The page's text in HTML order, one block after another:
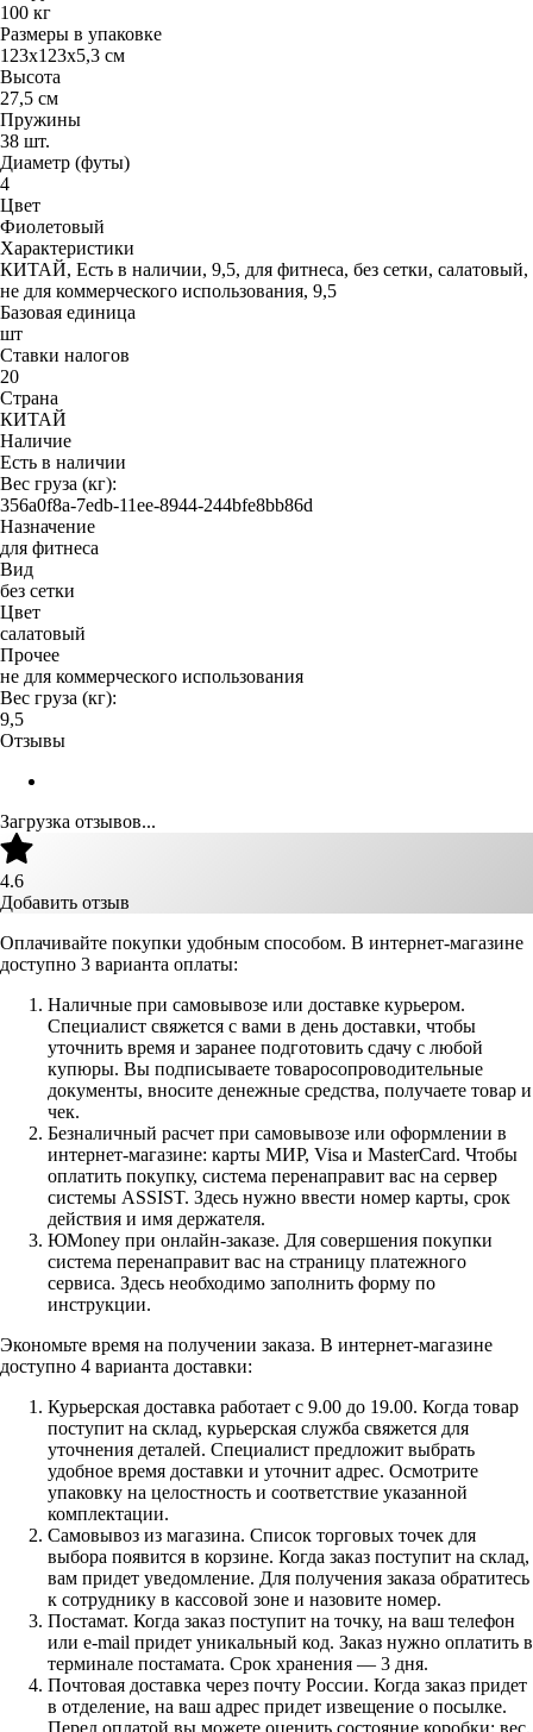
100 кг
Размеры в упаковке
123х123х5,3 см
Высота
27,5 см
Пружины
38 шт.
Диаметр (футы)
4
Цвет
Фиолетовый
Характеристики
КИТАЙ, Есть в наличии, 9,5, для фитнеса, без сетки, салатовый,
не для коммерческого использования, 9,5
Базовая единица
шт
Ставки налогов
20
Страна
КИТАЙ
Наличие
Есть в наличии
Вес груза (кг):
356a0f8a-7edb-11ee-8944-244bfe8bb86d
Назначение
для фитнеса
Вид
без сетки
Цвет
салатовый
Прочее
не для коммерческого использования
Вес груза (кг):
9,5
Отзывы
Загрузка отзывов...
4.6
Добавить отзыв
Оплачивайте покупки удобным способом. В интернет-магазине
доступно 3 варианта оплаты:
Наличные при самовывозе или доставке курьером.
Специалист свяжется с вами в день доставки, чтобы
уточнить время и заранее подготовить сдачу с любой
купюры. Вы подписываете товаросопроводительные
документы, вносите денежные средства, получаете товар и
чек.
Безналичный расчет при самовывозе или оформлении в
интернет-магазине: карты МИР, Visa и MasterCard. Чтобы
оплатить покупку, система перенаправит вас на сервер
системы ASSIST. Здесь нужно ввести номер карты, срок
действия и имя держателя.
ЮMoney при онлайн-заказе. Для совершения покупки
система перенаправит вас на страницу платежного
сервиса. Здесь необходимо заполнить форму по
инструкции.
Экономьте время на получении заказа. В интернет-магазине
доступно 4 варианта доставки:
Курьерская доставка работает с 9.00 до 19.00. Когда товар
поступит на склад, курьерская служба свяжется для
уточнения деталей. Специалист предложит выбрать
удобное время доставки и уточнит адрес. Осмотрите
упаковку на целостность и соответствие указанной
комплектации.
Самовывоз из магазина. Список торговых точек для
выбора появится в корзине. Когда заказ поступит на склад,
вам придет уведомление. Для получения заказа обратитесь
к сотруднику в кассовой зоне и назовите номер.
Постамат. Когда заказ поступит на точку, на ваш телефон
или e-mail придет уникальный код. Заказ нужно оплатить в
терминале постамата. Срок хранения — 3 дня.
Почтовая доставка через почту России. Когда заказ придет
в отделение, на ваш адрес придет извещение о посылке.
Перед оплатой вы можете оценить состояние коробки: вес,